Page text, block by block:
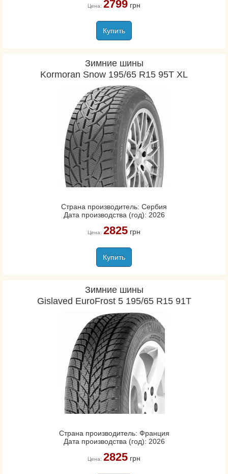
Цена: 2799грн
Купить
Зимние шины
Kormoran Snow 195/65 R15 95T XL
Страна производитель: Сербия
Дата производства (год): 2026
Цена: 2825грн
Купить
Зимние шины
Gislaved EuroFrost 5 195/65 R15 91T
Страна производитель: Франция
Дата производства (год): 2026
Цена: 2825грн